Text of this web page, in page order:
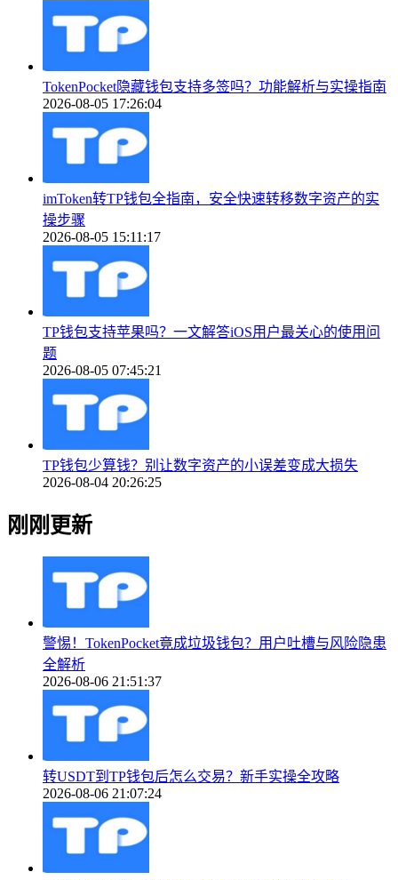
TokenPocket隐藏钱包支持多签吗？功能解析与实操指南
2026-08-05 17:26:04
imToken转TP钱包全指南，安全快速转移数字资产的实
操步骤
2026-08-05 15:11:17
TP钱包支持苹果吗？一文解答iOS用户最关心的使用问
题
2026-08-05 07:45:21
TP钱包少算钱？别让数字资产的小误差变成大损失
2026-08-04 20:26:25
刚刚更新
警惕！TokenPocket竟成垃圾钱包？用户吐槽与风险隐患
全解析
2026-08-06 21:51:37
转USDT到TP钱包后怎么交易？新手实操全攻略
2026-08-06 21:07:24